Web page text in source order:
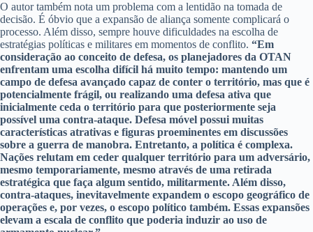
O autor também nota um problema com a lentidão na tomada de
decisão. É óbvio que a expansão de aliança somente complicará o
processo. Além disso, sempre houve dificuldades na escolha de
estratégias políticas e militares em momentos de conflito. “Em
consideração ao conceito de defesa, os planejadores da OTAN
enfrentam uma escolha difícil há muito tempo: mantendo um
campo de defesa avançado capaz de conter o território, mas que é
potencialmente frágil, ou realizando uma defesa ativa que
inicialmente ceda o território para que posteriormente seja
possível uma contra-ataque. Defesa móvel possui muitas
características atrativas e figuras proeminentes em discussões
sobre a guerra de manobra. Entretanto, a política é complexa.
Nações relutam em ceder qualquer território para um adversário,
mesmo temporariamente, mesmo através de uma retirada
estratégica que faça algum sentido, militarmente. Além disso,
contra-ataques, inevitavelmente expandem o escopo geográfico de
operações e, por vezes, o escopo político também. Essas expansões
elevam a escala de conflito que poderia induzir ao uso de